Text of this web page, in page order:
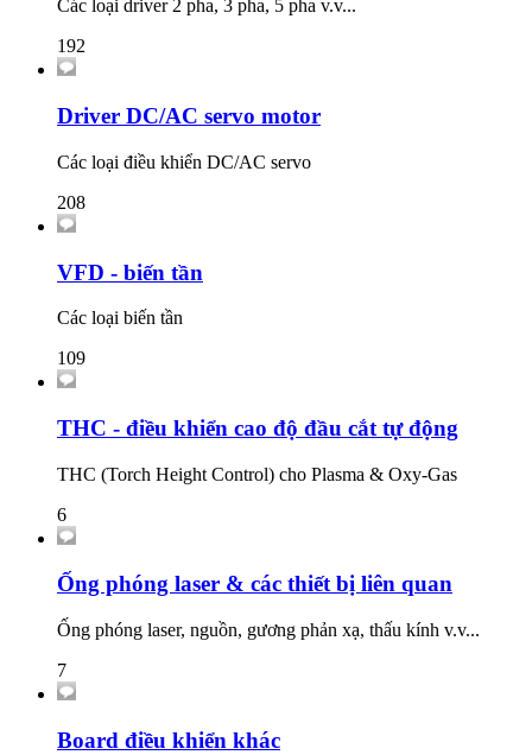
Các loại driver 2 pha, 3 pha, 5 pha v.v...
192
Driver DC/AC servo motor
Các loại điều khiển DC/AC servo
208
VFD - biến tần
Các loại biến tần
109
THC - điều khiển cao độ đầu cắt tự động
THC (Torch Height Control) cho Plasma & Oxy-Gas
6
Ống phóng laser & các thiết bị liên quan
Ống phóng laser, nguồn, gương phản xạ, thấu kính v.v...
7
Board điều khiển khác